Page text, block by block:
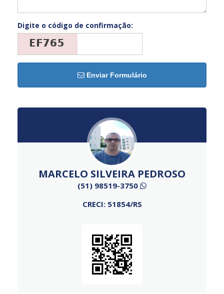
Digite o código de confirmação:
Enviar Formulário
MARCELO SILVEIRA PEDROSO
(51) 98519-3750
CRECI: 51854/RS